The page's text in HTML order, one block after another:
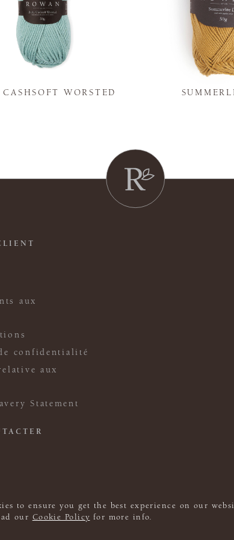
to ensure you get the best experience on our
our Cookie Policy for more info.
CASHSOFT WORSTED
aux
confidentialité
aux
Statement